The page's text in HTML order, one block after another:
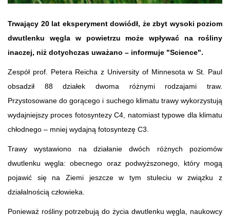
Trwający 20 lat eksperyment dowiódł, że zbyt wysoki poziom
dwutlenku węgla w powietrzu może wpływać na rośliny
inaczej, niż dotychczas uważano – informuje "Science".
Zespół prof. Petera Reicha z University of Minnesota w St. Paul
obsadził 88 działek dwoma różnymi rodzajami traw.
Przystosowane do gorącego i suchego klimatu trawy wykorzystują
wydajniejszy proces fotosyntezy C4, natomiast typowe dla klimatu
chłodnego – mniej wydajną fotosyntezę C3.
Trawy wystawiono na działanie dwóch różnych poziomów
dwutlenku węgla: obecnego oraz podwyższonego, który mogą
pojawić się na Ziemi jeszcze w tym stuleciu w związku z
działalnością człowieka.
Ponieważ rośliny potrzebują do życia dwutlenku węgla, naukowcy